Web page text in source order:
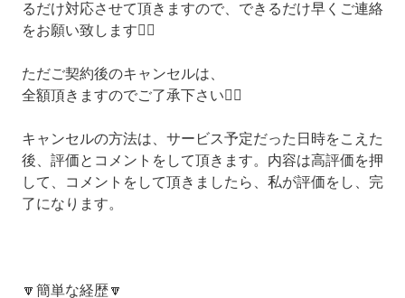
るだけ対応させて頂きますので、できるだけ早くご連絡
をお願い致します🙇‍♂️
ただご契約後のキャンセルは、
全額頂きますのでご了承下さい🙇‍♂️
キャンセルの方法は、サービス予定だった日時をこえた
後、評価とコメントをして頂きます。内容は高評価を押
して、コメントをして頂きましたら、私が評価をし、完
了になります。
🔽簡単な経歴🔽